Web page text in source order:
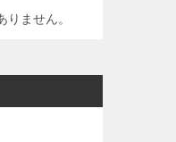
ません。